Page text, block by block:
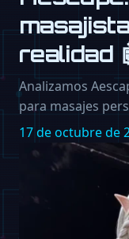
realidad
Analizamos
para masajes
17 de octubre de